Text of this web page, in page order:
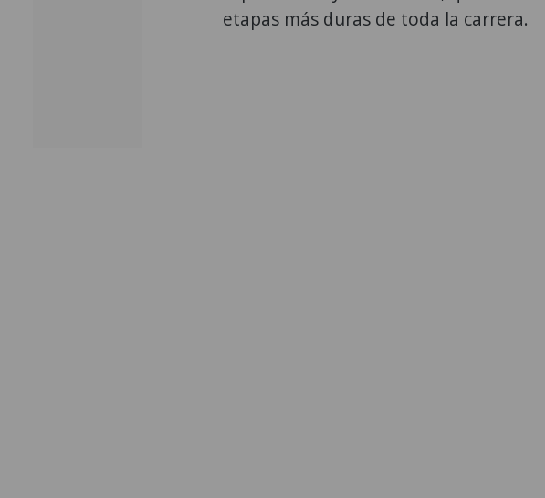
etapas más duras de toda la carrera.